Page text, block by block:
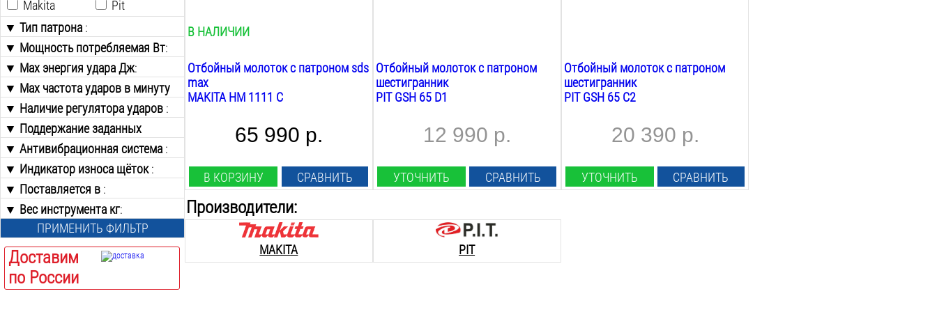
Makita
Pit
▼ Тип патрона :
Sds-Max
Шестигранник 28мм
Шестигранник 30мм
▼ Мощность потребляемая Вт:
от
до
▼ Max энергия удара Дж:
от
до
▼ Max частота ударов в минуту
уд/мин:
от
до
▼ Наличие регулятора ударов :
Есть
Нет
▼ Поддержание заданных
оборотов:
Есть
Нет
▼ Антивибрационная система :
Есть
Нет
▼ Индикатор износа щёток:
Есть
Нет
▼ Поставляется в :
Кейсе
Кейсе-Тележке
Коробке
▼ Вес инструмента кг:
до
ПРИМЕНИТЬ ФИЛЬТР
Доставим
по России
В НАЛИЧИИ
Отбойный молоток с патроном sds
max
MAKITA HM 1111 C
65 990 р.
В КОРЗИНУ СРАВНИТЬ
Отбойный молоток с патроном
шестигранник
PIT GSH 65 D1
12 990 р.
УТОЧНИТЬ СРАВНИТЬ
Отбойный молоток с патроном
шестигранник
PIT GSH 65 C2
20 390 р.
УТОЧНИТЬ СРАВНИТЬ
Производители:
MAKITA PIT